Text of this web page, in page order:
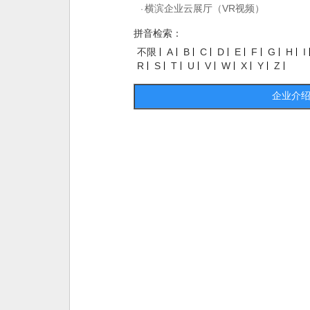
· 横滨企业云展厅（VR视频）
拼音检索：
不限
A B C D E F G H
I
R
S T U V W X Y Z
企业介绍